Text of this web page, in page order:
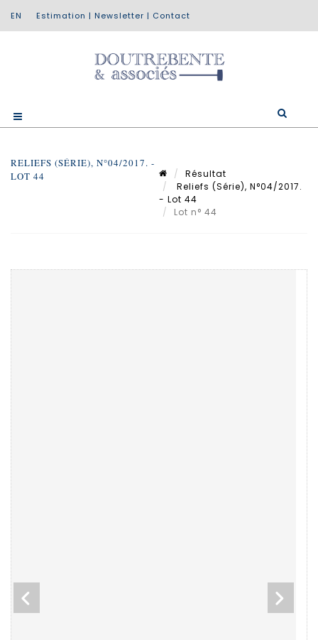
Estimation | Newsletter | Contact
RELIEFS (SÉRIE), N°04/2017. -
LOT 44
Résultat
Reliefs (Série), N°04/2017.
- Lot 44
Lot n° 44